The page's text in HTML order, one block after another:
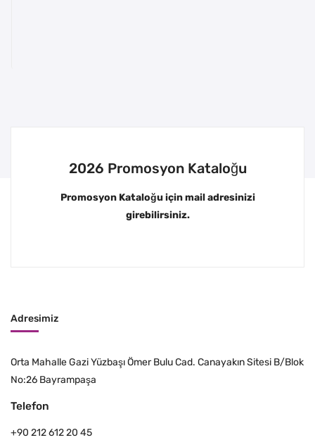
2026 Promosyon Kataloğu
Promosyon Kataloğu için mail adresinizi
girebilirsiniz.
Adresimiz
Orta Mahalle Gazi Yüzbaşı Ömer Bulu Cad. Canayakın Sitesi B/Blok
No:26 Bayrampaşa
Telefon
+90 212 612 20 45